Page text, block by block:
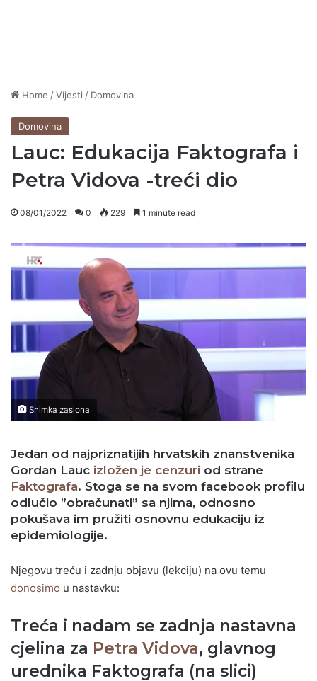
Home /Vijesti / Domovina
Domovina
Lauc: Edukacija Faktografa i
Petra Vidova -treći dio
08/01/2022 0 229 1 minute read
Snimka zaslona
Jedan od najpriznatijih hrvatskih znanstvenika
Gordan Lauc izložen je cenzuri od strane
Faktografa. Stoga se na svom facebook profilu
odlučio ”obračunati” sa njima, odnosno
pokušava im pružiti osnovnu edukaciju iz
epidemiologije.
Njegovu treću i zadnju objavu (lekciju) na ovu temu
donosimo u nastavku:
Treća i nadam se zadnja nastavna
cjelina za Petra Vidova, glavnog
urednika Faktografa (na slici)